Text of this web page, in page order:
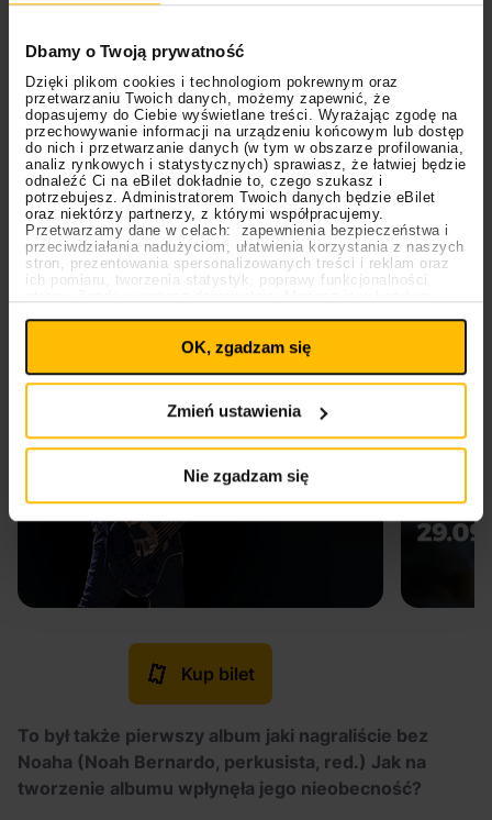
Dbamy o Twoją prywatność
Dzięki plikom cookies i technologiom pokrewnym oraz
przetwarzaniu Twoich danych, możemy zapewnić, że
dopasujemy do Ciebie wyświetlane treści. Wyrażając zgodę na
przechowywanie informacji na urządzeniu końcowym lub dostęp
do nich i przetwarzanie danych (w tym w obszarze profilowania,
analiz rynkowych i statystycznych) sprawiasz, że łatwiej będzie
odnaleźć Ci na eBilet dokładnie to, czego szukasz i
potrzebujesz. Administratorem Twoich danych będzie eBilet
oraz niektórzy partnerzy, z którymi współpracujemy.
Przetwarzamy dane w celach: zapewnienia bezpieczeństwa i
przeciwdziałania nadużyciom, ułatwienia korzystania z naszych
stron, prezentowania spersonalizowanych treści i reklam oraz
ich pomiaru, tworzenia statystyk, poprawy funkcjonalności
plików cookies
wpływa na legalność uprzedniego przetwarzania.
Polityka plików cookies
OK, zgadzam się
Zmień ustawienia
Nie zgadzam się
związanych z pandemią, wszystkie zespoły miały już
napisane nowe materiały, więc wytwórnia powiedziała
nam: “Chłopaki, musicie napisać nową płytę”.
Kup bilet
To był także pierwszy album jaki nagraliście bez
Noaha (Noah Bernardo, perkusista, red.) Jak na
tworzenie albumu wpłynęła jego nieobecność?